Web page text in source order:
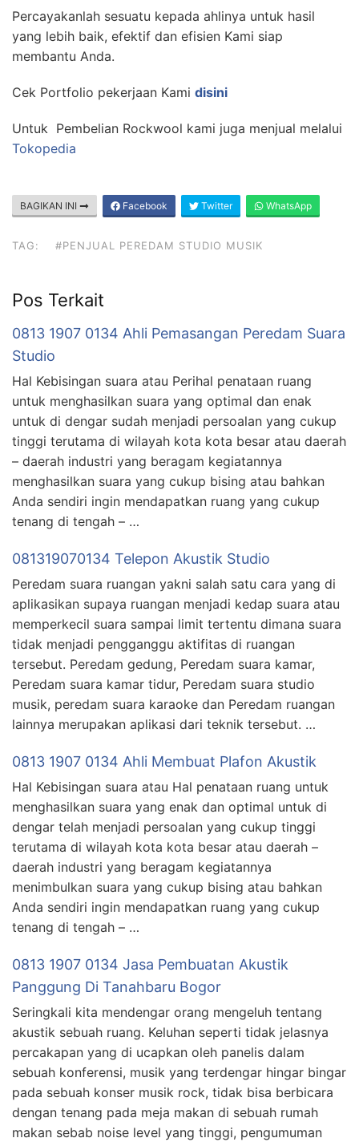
Percayakanlah sesuatu kepada ahlinya untuk hasil
yang lebih baik, efektif dan efisien Kami siap
membantu Anda.
Cek Portfolio pekerjaan Kami disini
Untuk Pembelian Rockwool kami juga menjual melalui
Tokopedia
BAGIKAN INI Facebook Twitter WhatsApp
TAG: #PENJUAL PEREDAM STUDIO MUSIK
Pos Terkait
0813 1907 0134 Ahli Pemasangan Peredam Suara
Studio
Hal Kebisingan suara atau Perihal penataan ruang
untuk menghasilkan suara yang optimal dan enak
untuk di dengar sudah menjadi persoalan yang cukup
tinggi terutama di wilayah kota kota besar atau daerah
– daerah industri yang beragam kegiatannya
menghasilkan suara yang cukup bising atau bahkan
Anda sendiri ingin mendapatkan ruang yang cukup
tenang di tengah – …
081319070134 Telepon Akustik Studio
Peredam suara ruangan yakni salah satu cara yang di
aplikasikan supaya ruangan menjadi kedap suara atau
memperkecil suara sampai limit tertentu dimana suara
tidak menjadi pengganggu aktifitas di ruangan
tersebut. Peredam gedung, Peredam suara kamar,
Peredam suara kamar tidur, Peredam suara studio
musik, peredam suara karaoke dan Peredam ruangan
lainnya merupakan aplikasi dari teknik tersebut. …
0813 1907 0134 Ahli Membuat Plafon Akustik
Hal Kebisingan suara atau Hal penataan ruang untuk
menghasilkan suara yang enak dan optimal untuk di
dengar telah menjadi persoalan yang cukup tinggi
terutama di wilayah kota kota besar atau daerah –
daerah industri yang beragam kegiatannya
menimbulkan suara yang cukup bising atau bahkan
Anda sendiri ingin mendapatkan ruang yang cukup
tenang di tengah – …
0813 1907 0134 Jasa Pembuatan Akustik
Panggung Di Tanahbaru Bogor
Seringkali kita mendengar orang mengeluh tentang
akustik sebuah ruang. Keluhan seperti tidak jelasnya
percakapan yang di ucapkan oleh panelis dalam
sebuah konferensi, musik yang terdengar hingar bingar
pada sebuah konser musik rock, tidak bisa berbicara
dengan tenang pada meja makan di sebuah rumah
makan sebab noise level yang tinggi, pengumuman